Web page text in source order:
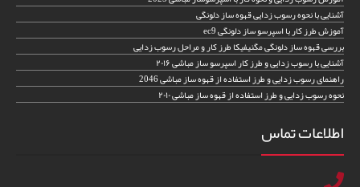
آشنایی با نحوه رسوب زدایی قهوه ساز دلونگی
آموزش طرز کار با اسپرسو ساز دلونگی ec9
بررسی قهوه ساز دلونگی مگنیفیکا طرز کار و مراحل رسوب زدایی
آشنایی با رسوب زدایی و طرز کار اسپرسو ساز مباشی ۲۰۱۶
راهنمای رسوب زدایی و طرز استفاده از قهوه ساز مباشی 2046
نحوه رسوب زدایی و طرز استفاده از قهوه ساز مباشی ۲۰۱۰
اطلاعات تماس